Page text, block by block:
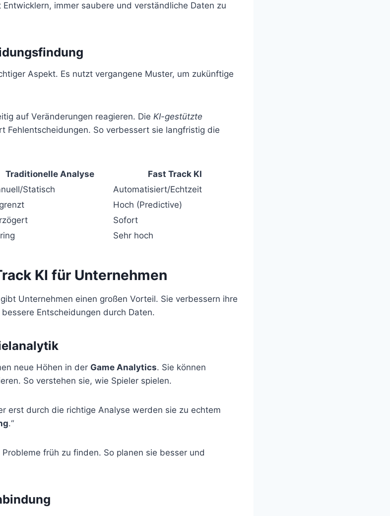
immer saubere und verständliche Daten zu
Aspekt. Es nutzt vergangene Muster, um zukünftige
auf Veränderungen reagieren. Die KI-gestützte
Fehlentscheidungen. So verbessert sie langfristig die
Traditionelle Analyse
Fast Track KI
Statisch
Automatisiert/Echtzeit
Hoch (Predictive)
Sofort
Sehr hoch
KI für Unternehmen
gibt Unternehmen einen großen Vorteil. Sie verbessern ihre
Entscheidungen durch Daten.
neue Höhen in der Game Analytics. Sie können
So verstehen sie, wie Spieler spielen.
erst durch die richtige Analyse werden sie zu echtem
.“
früh zu finden. So planen sie besser und